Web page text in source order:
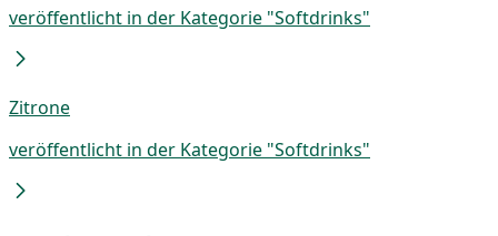
veröffentlicht in der Kategorie "Softdrinks"
Zitrone
veröffentlicht in der Kategorie "Softdrinks"